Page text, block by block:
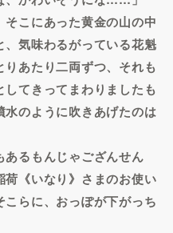
こにあった黄金の山の中
気味わるがっている花魁
あたり二両ずつ、それも
てきってまわりましたも
のように吹きあげたのは
あるもんじゃござんせん
《いなり》さまのお使い
こらに、おっぽが下がっち